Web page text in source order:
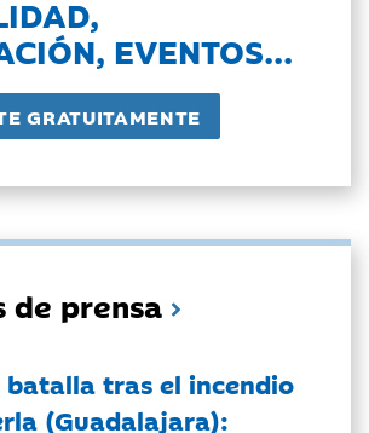
EVENTOS...
de prensa
batalla tras el incendio
(Guadalajara):